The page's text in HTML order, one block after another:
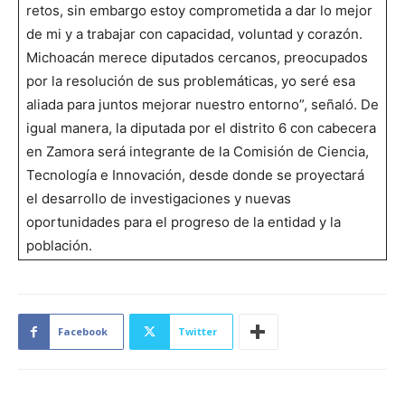
retos, sin embargo estoy comprometida a dar lo mejor
de mi y a trabajar con capacidad, voluntad y corazón.
Michoacán merece diputados cercanos, preocupados
por la resolución de sus problemáticas, yo seré esa
aliada para juntos mejorar nuestro entorno”, señaló. De
igual manera, la diputada por el distrito 6 con cabecera
en Zamora será integrante de la Comisión de Ciencia,
Tecnología e Innovación, desde donde se proyectará
el desarrollo de investigaciones y nuevas
oportunidades para el progreso de la entidad y la
población.
Facebook Twitter